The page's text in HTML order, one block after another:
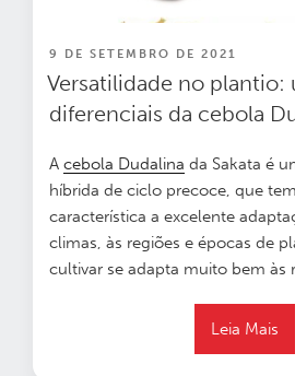
PUBLICADO
EM
9 DE SETEMBRO DE 2021
Versatilidade no plantio:
diferenciais da cebola
A cebola Dudalina da Sakata é
híbrida de ciclo precoce, que
característica a excelente
climas, às regiões e épocas de
cultivar se adapta muito bem às
Leia Mais